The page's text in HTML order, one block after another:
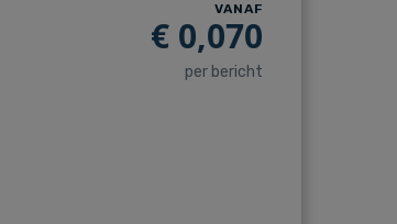
VANAF
€ 0,070
per bericht